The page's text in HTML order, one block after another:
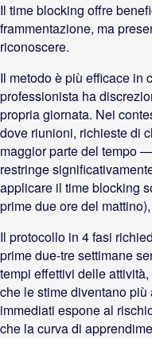
Il time blocking offre
frammentazione, ma
riconoscere.
Il metodo è più efficace in
professionista ha
propria giornata. Nei
dove riunioni, richieste di
maggior parte del tempo
restringe
applicare il time blocking
prime due ore del
Il protocollo in 4 fasi
prime due-tre settimane
tempi effettivi delle
che le stime diventano
immediati espone al
che la curva di